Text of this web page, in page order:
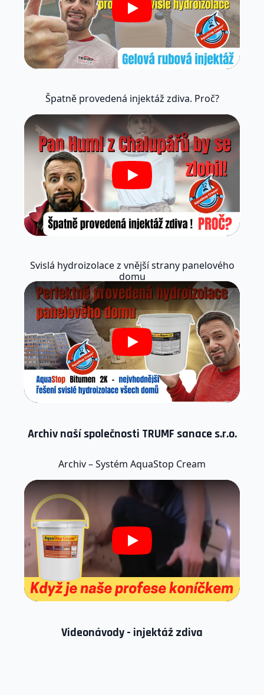
Play
Špatně provedená injektáž zdiva. Proč?
Play
Svislá hydroizolace z vnější strany panelového
domu
Play
Archiv naší společnosti TRUMF sanace s.r.o.
Archiv – Systém AquaStop Cream
Play
Videonávody - injektáž zdiva